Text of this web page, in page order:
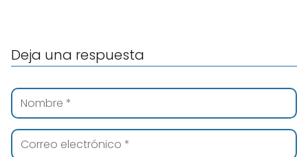
Deja una respuesta